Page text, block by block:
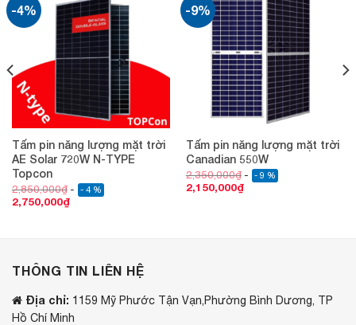
-4%
Tấm pin năng lượng mặt trời
AE Solar 720W N-TYPE
Topcon
2,850,000₫ - 4 %
2,750,000₫
-9%
Add to
wishlist
Tấm pin năng lượng mặt trời
Canadian 550W
2,350,000₫ - 9 %
2,150,000₫
THÔNG TIN LIÊN HỆ
Địa chỉ: 1159 Mỹ Phước Tận Vạn,Phường Bình Dương, TP
Hồ Chí Minh